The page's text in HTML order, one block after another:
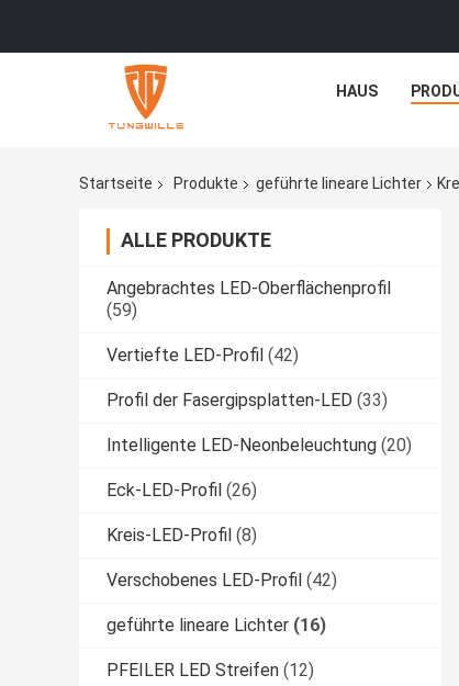
HAUS
Startseite Produkte geführte lineare Lichter
ALLE PRODUKTE
Angebrachtes LED-Oberflächenprofil
(59)
Vertiefte LED-Profil (42)
Profil der Fasergipsplatten-LED (33)
Intelligente LED-Neonbeleuchtung (20)
Eck-LED-Profil (26)
Kreis-LED-Profil (8)
Verschobenes LED-Profil (42)
geführte lineare Lichter (16)
PFEILER LED Streifen (12)